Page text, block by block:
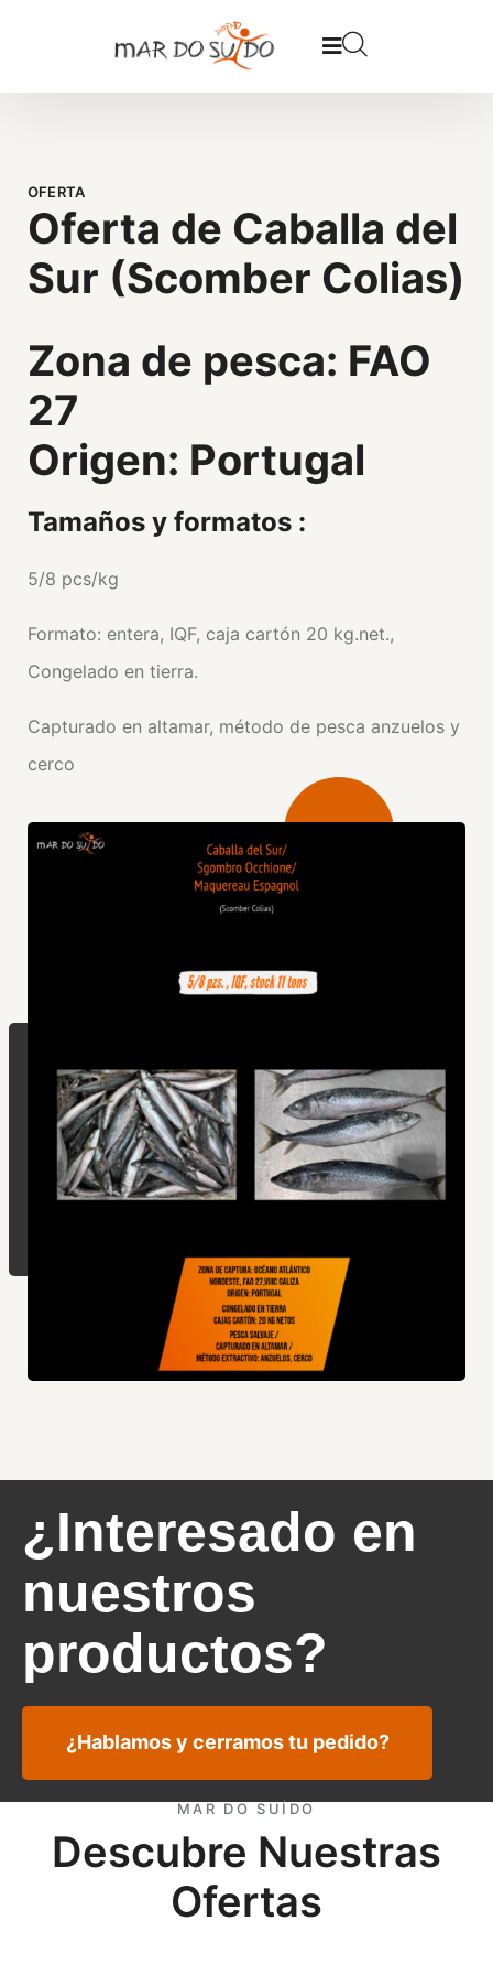
OFERTA
Oferta de Caballa del
Sur (Scomber Colias)
Zona de pesca: FAO
27
Origen: Portugal
Tamaños y formatos :
5/8 pcs/kg
Formato: entera, IQF, caja cartón 20 kg.net.,
Congelado en tierra.
Capturado en altamar, método de pesca anzuelos y
cerco
¿Interesado en
nuestros
productos?
¿Hablamos y cerramos tu pedido?
MAR DO SUÍDO
Descubre Nuestras
Ofertas